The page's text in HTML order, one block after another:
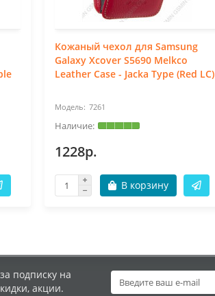
Кожаный чехол для Samsung
Galaxy Xcover S5690 Melkco
Leather Case - Jacka Type (Red LC)
7261
1228р.
В корзину
подписку на
акции.